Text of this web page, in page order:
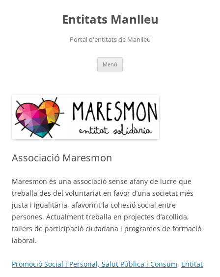
Entitats Manlleu
Portal d'entitats de Manlleu
Menú
Associació Maresmon
Maresmon és una associació sense afany de lucre que
treballa des del voluntariat en favor d’una societat més
justa i igualitària, afavorint la cohesió social entre
persones. Actualment treballa en projectes d’acollida,
tallers de participació ciutadana i programes de formació
laboral.
Promoció Social i Personal, Salut Pública i Consum, Entitat